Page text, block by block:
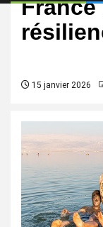
15 janvier 2026